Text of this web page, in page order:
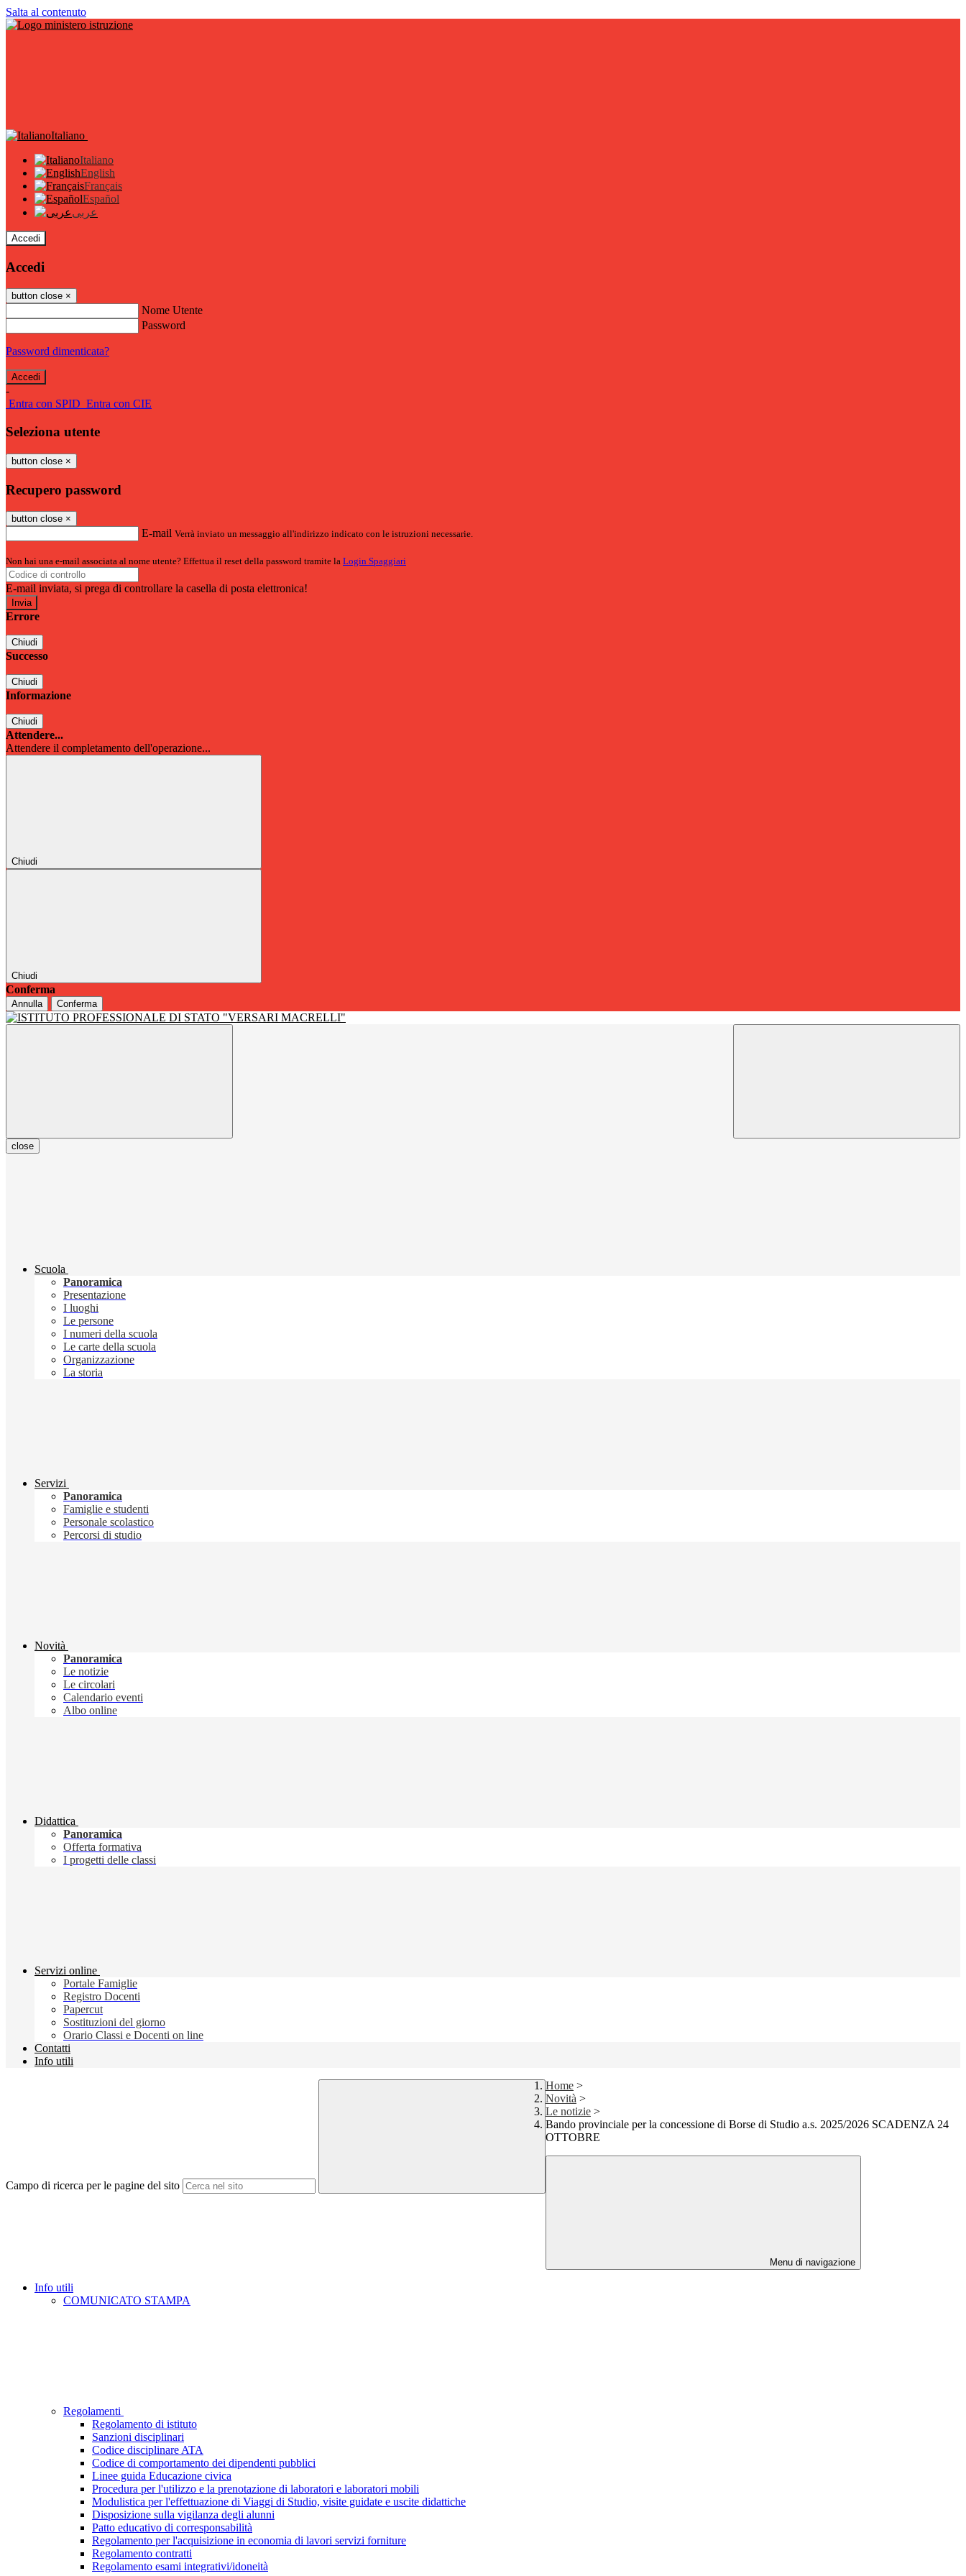
Salta al contenuto
Italiano
Italiano
English
Français
Español
عربى
Accedi
Accedi
button close ×
Nome Utente
Password
Password dimenticata?
-
Entra con SPID Entra con CIE
Seleziona utente
button close ×
Recupero password
button close ×
E-mail Verrà inviato un messaggio all'indirizzo indicato con le istruzioni necessarie.
Non hai una e-mail associata al nome utente? Effettua il reset della password tramite la Login Spaggiari
E-mail inviata, si prega di controllare la casella di posta elettronica!
Errore
Chiudi
Successo
Chiudi
Informazione
Chiudi
Attendere...
Attendere il completamento dell'operazione...
Chiudi
Chiudi
Conferma
Annulla Conferma
close
Scuola
Panoramica
Presentazione
I luoghi
Le persone
I numeri della scuola
Le carte della scuola
Organizzazione
La storia
Servizi
Panoramica
Famiglie e studenti
Personale scolastico
Percorsi di studio
Novità
Panoramica
Le notizie
Le circolari
Calendario eventi
Albo online
Didattica
Panoramica
Offerta formativa
I progetti delle classi
Servizi online
Portale Famiglie
Registro Docenti
Papercut
Sostituzioni del giorno
Orario Classi e Docenti on line
Contatti
Info utili
Campo di ricerca per le pagine del sito
Home >
Novità >
Le notizie >
Bando provinciale per la concessione di Borse di Studio a.s. 2025/2026 SCADENZA 24
OTTOBRE
Menu di navigazione
Info utili
COMUNICATO STAMPA
Regolamenti
Regolamento di istituto
Sanzioni disciplinari
Codice disciplinare ATA
Codice di comportamento dei dipendenti pubblici
Linee guida Educazione civica
Procedura per l'utilizzo e la prenotazione di laboratori e laboratori mobili
Modulistica per l'effettuazione di Viaggi di Studio, visite guidate e uscite didattiche
Disposizione sulla vigilanza degli alunni
Patto educativo di corresponsabilità
Regolamento per l'acquisizione in economia di lavori servizi forniture
Regolamento contratti
Regolamento esami integrativi/idoneità